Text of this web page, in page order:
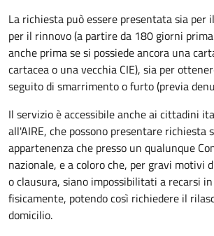
La richiesta può essere presentata sia per
per il rinnovo (a partire da 180 giorni
anche prima se si possiede ancora una
cartacea o una vecchia CIE), sia per
seguito di smarrimento o furto (previa
Il servizio è accessibile anche ai cittadini
all'AIRE, che possono presentare richiesta
appartenenza che presso un qualunque
nazionale, e a coloro che, per gravi motivi
o clausura, siano impossibilitati a recarsi
fisicamente, potendo così richiedere il
domicilio.